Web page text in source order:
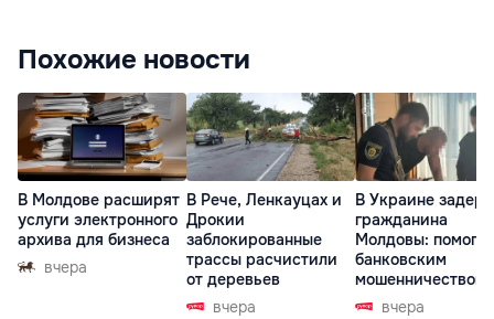
Похожие новости
В Молдове расширят
услуги электронного
архива для бизнеса
вчера
В Рече, Ленкауцах и
Дрокии
заблокированные
трассы расчистили
от деревьев
вчера
В Украине
гражданина
Молдовы:
банковским
мошенничеством
Чехиивчера